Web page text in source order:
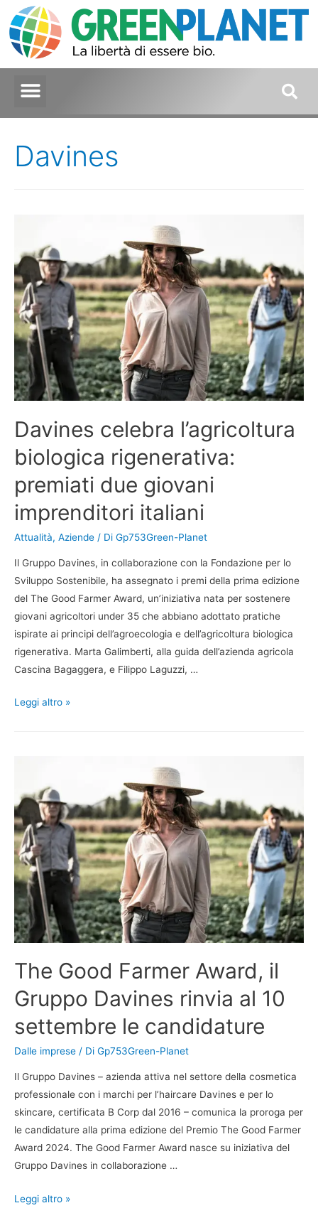
Davines
Davines celebra l’agricoltura
biologica rigenerativa:
premiati due giovani
imprenditori italiani
Attualità, Aziende / Di Gp753Green-Planet
Il Gruppo Davines, in collaborazione con la Fondazione per lo
Sviluppo Sostenibile, ha assegnato i premi della prima edizione
del The Good Farmer Award, un’iniziativa nata per sostenere
giovani agricoltori under 35 che abbiano adottato pratiche
ispirate ai principi dell’agroecologia e dell’agricoltura biologica
rigenerativa. Marta Galimberti, alla guida dell’azienda agricola
Cascina Bagaggera, e Filippo Laguzzi, …
Leggi altro »
The Good Farmer Award, il
Gruppo Davines rinvia al 10
settembre le candidature
Dalle imprese / Di Gp753Green-Planet
Il Gruppo Davines – azienda attiva nel settore della cosmetica
professionale con i marchi per l’haircare Davines e per lo
skincare, certificata B Corp dal 2016 – comunica la proroga per
le candidature alla prima edizione del Premio The Good Farmer
Award 2024. The Good Farmer Award nasce su iniziativa del
Gruppo Davines in collaborazione …
Leggi altro »